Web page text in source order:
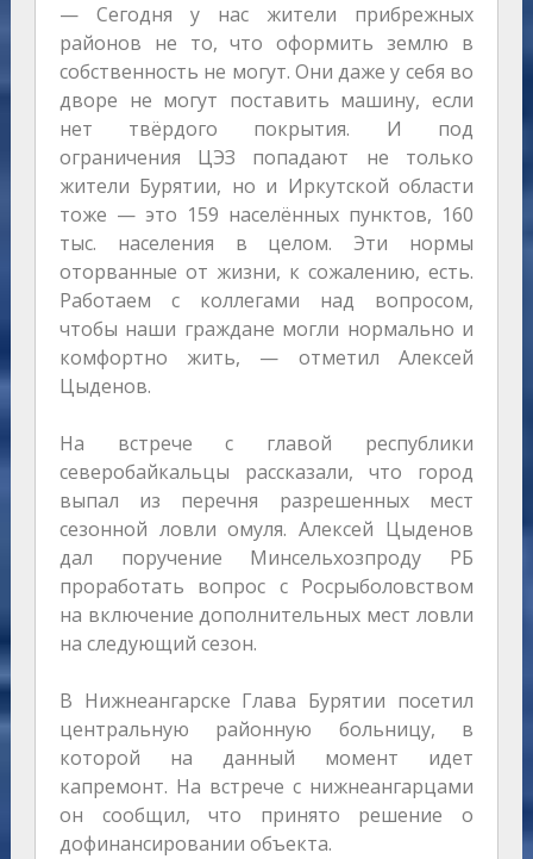
— Сегодня у нас жители прибрежных
районов не то, что оформить землю в
собственность не могут. Они даже у себя во
дворе не могут поставить машину, если
нет твёрдого покрытия. И под
ограничения ЦЭЗ попадают не только
жители Бурятии, но и Иркутской области
тоже — это 159 населённых пунктов, 160
тыс. населения в целом. Эти нормы
оторванные от жизни, к сожалению, есть.
Работаем с коллегами над вопросом,
чтобы наши граждане могли нормально и
комфортно жить, — отметил Алексей
Цыденов.
На встрече с главой республики
северобайкальцы рассказали, что город
выпал из перечня разрешенных мест
сезонной ловли омуля. Алексей Цыденов
дал поручение Минсельхозпроду РБ
проработать вопрос с Росрыболовством
на включение дополнительных мест ловли
на следующий сезон.
В Нижнеангарске Глава Бурятии посетил
центральную районную больницу, в
которой на данный момент идет
капремонт. На встрече с нижнеангарцами
он сообщил, что принято решение о
дофинансировании объекта.